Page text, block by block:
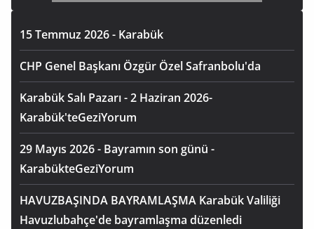
15 Temmuz 2026 - Karabük
CHP Genel Başkanı Özgür Özel Safranbolu'da
Karabük Salı Pazarı - 2 Haziran 2026-
Karabük'teGeziYorum
29 Mayıs 2026 - Bayramın son günü -
KarabükteGeziYorum
HAVUZBAŞINDA BAYRAMLAŞMA Karabük Valiliği
Havuzlubahçe'de bayramlaşma düzenledi